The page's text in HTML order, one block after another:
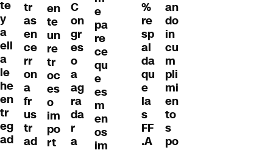
te
y
a
ell
a
le
he
en
tr
eg
ad
tr
as
en
ce
rr
on
a
fr
us
tr
ad
en
te
un
re
tr
oc
es
o
im
po
rt
C
on
gr
es
o
a
ag
ra
da
r
a
e
pa
re
ce
qu
e
es
m
en
os
im
%
re
sp
al
da
qu
e
la
s
FF
.A
an
do
in
cu
m
pli
mi
en
to
s
po